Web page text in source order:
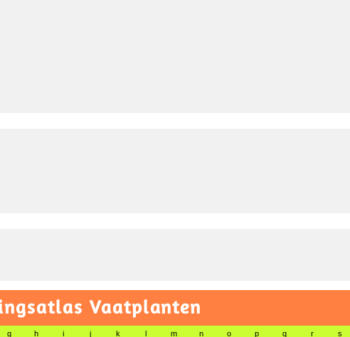
Vaatplanten
g h i j k l m n o p q r s